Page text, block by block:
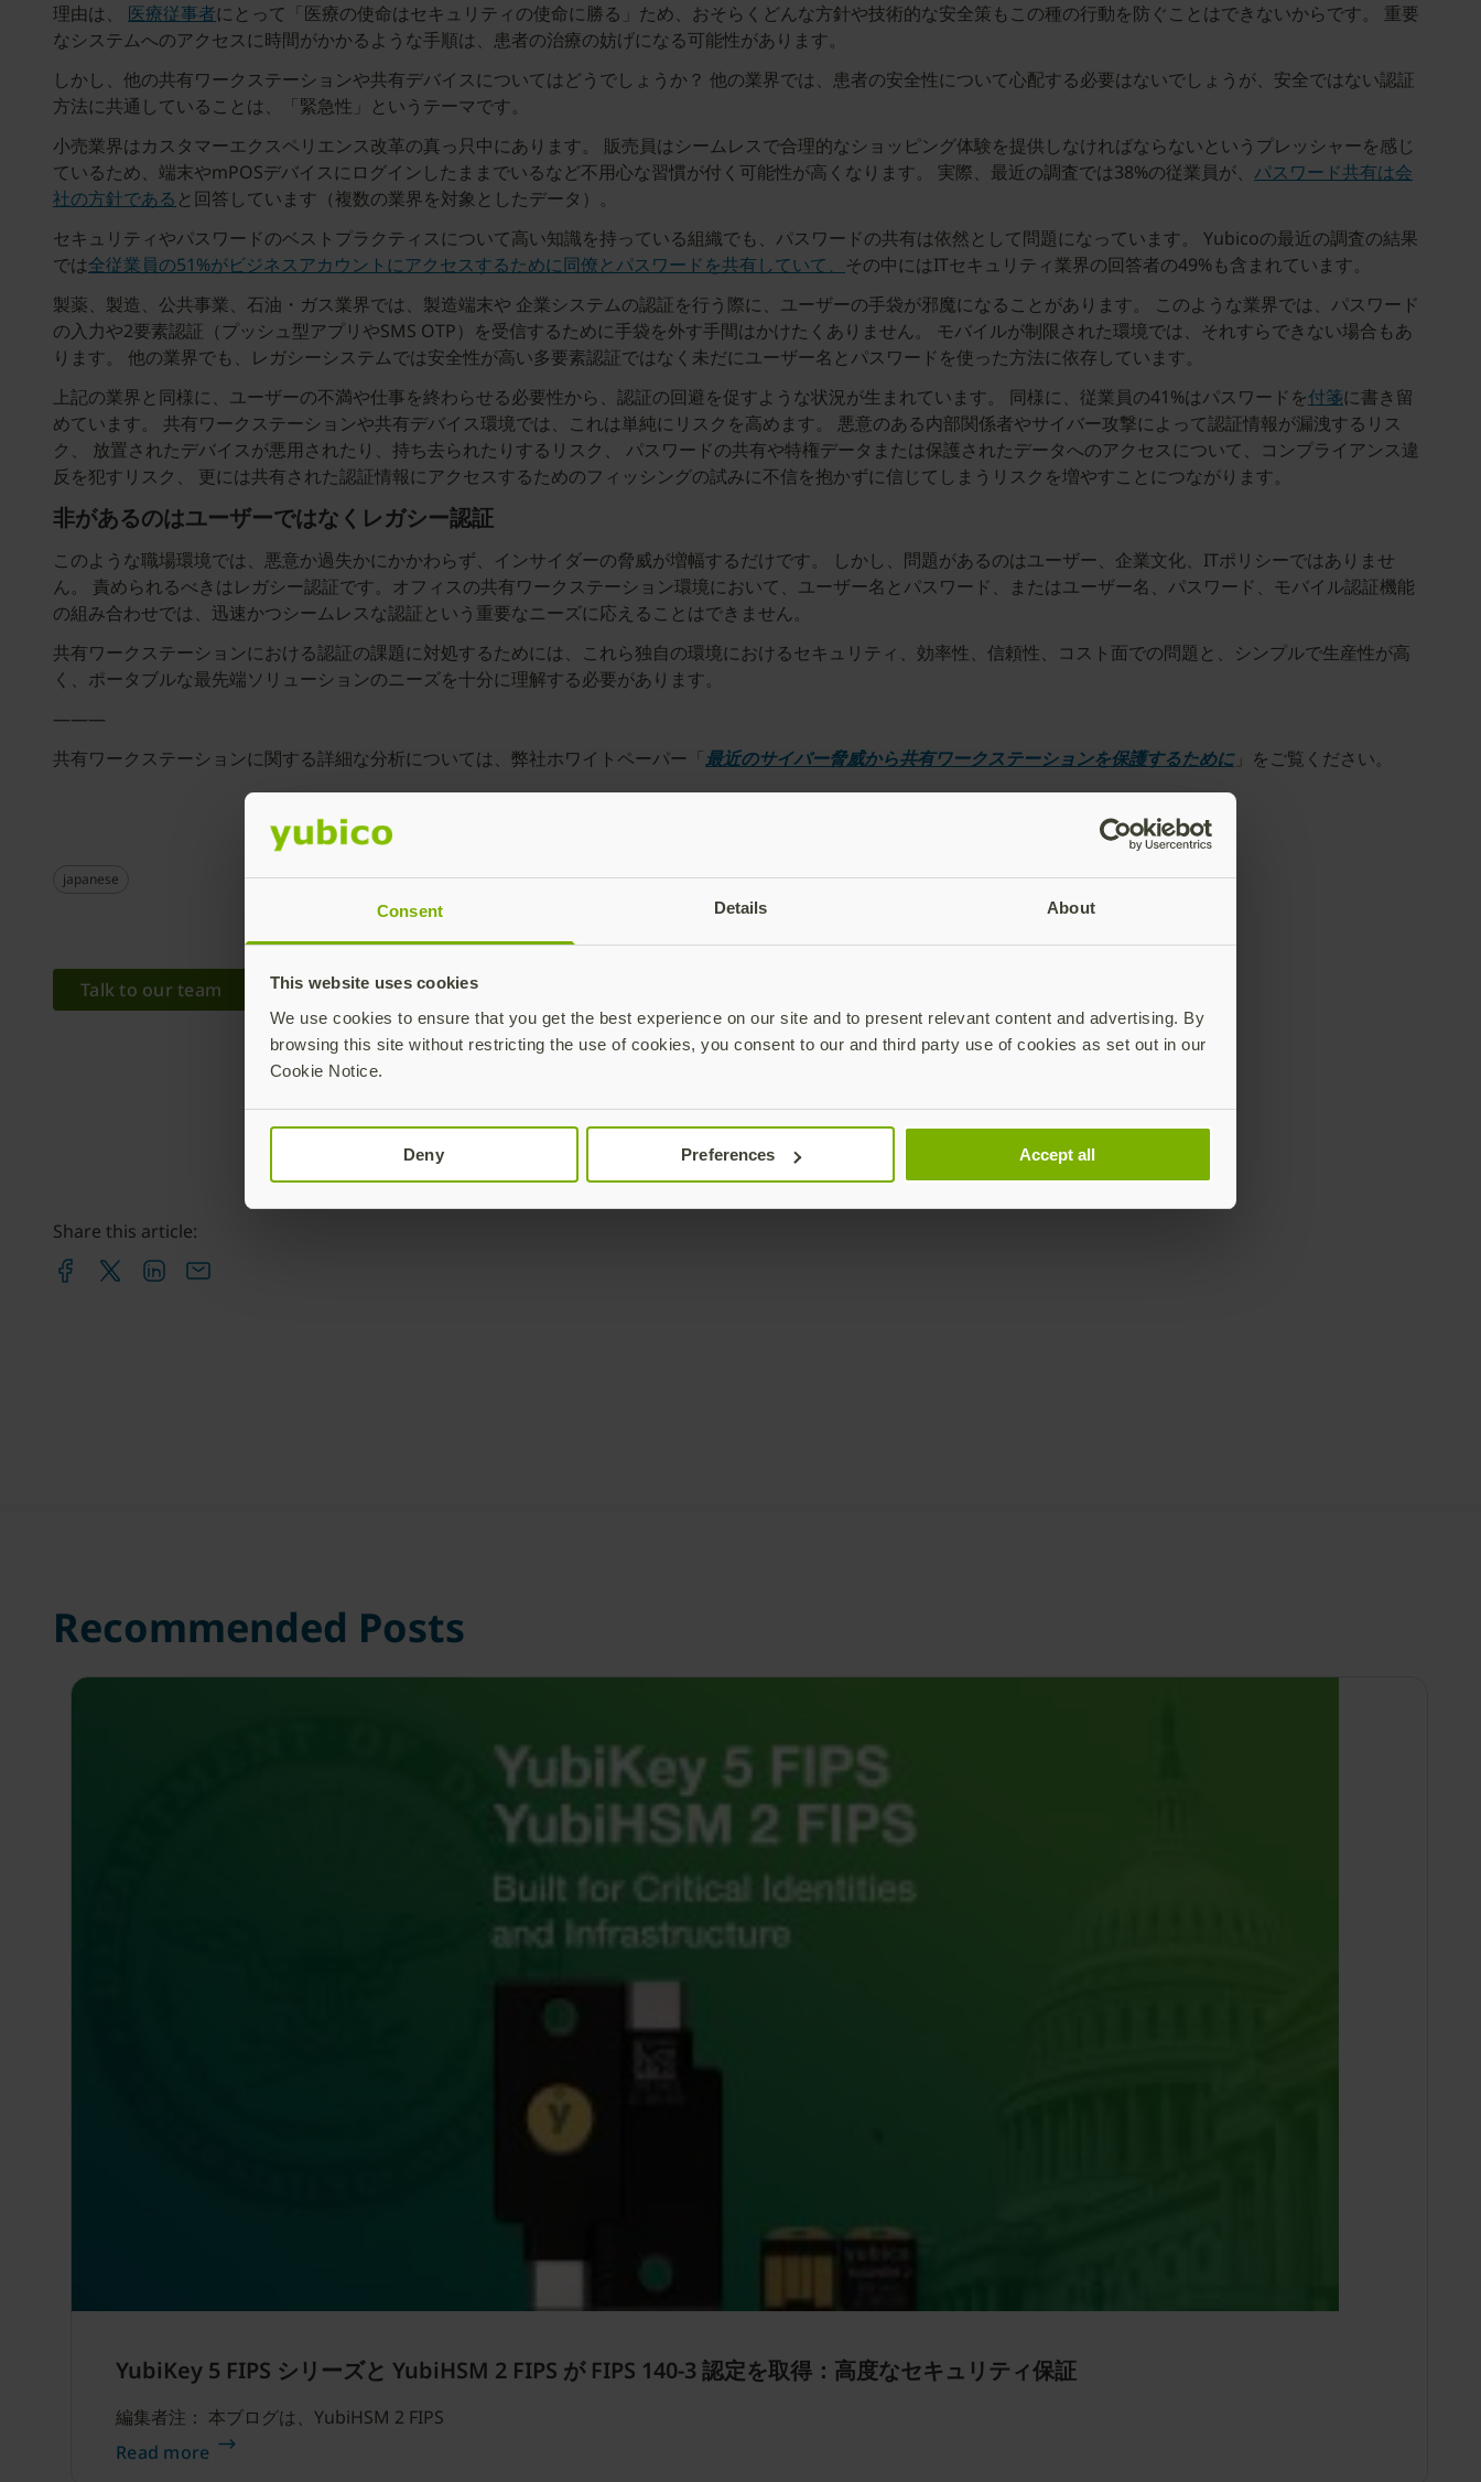
Consent Details About
This website uses cookies
We use cookies to ensure that you get the best experience on our site and to present relevant content and advertising. By
browsing this site without restricting the use of cookies, you consent to our and third party use of cookies as set out in our
Cookie Notice.
Deny Preferences Accept all
理由は、 医療従事者にとって「医療の使命はセキュリティの使命に勝る」ため、おそらくどんな方針や技術的な安全策もこの種の行動を防ぐことはできないからです。 重要
なシステムへのアクセスに時間がかかるような手順は、患者の治療の妨げになる可能性があります。
しかし、他の共有ワークステーションや共有デバイスについてはどうでしょうか？ 他の業界では、患者の安全性について心配する必要はないでしょうが、安全ではない認証
方法に共通していることは、「緊急性」というテーマです。
小売業界はカスタマーエクスペリエンス改革の真っ只中にあります。 販売員はシームレスで合理的なショッピング体験を提供しなければならないというプレッシャーを感じ
ているため、端末やmPOSデバイスにログインしたままでいるなど不用心な習慣が付く可能性が高くなります。 実際、最近の調査では38%の従業員が、 パスワード共有は会
社の方針である と回答しています（複数の業界を対象としたデータ）。
セキュリティやパスワードのベストプラクティスについて高い知識を持っている組織でも、パスワードの共有は依然として問題になっています。 Yubicoの最近の調査の結果
では全従業員の51%がビジネスアカウントにアクセスするために同僚とパスワードを共有していて、 その中にはITセキュリティ業界の回答者の49%も含まれています。
製薬、製造、公共事業、石油・ガス業界では、製造端末や 企業システムの認証を行う際に、ユーザーの手袋が邪魔になることがあります。 このような業界では、パスワード
の入力や2要素認証（プッシュ型アプリやSMS OTP）を受信するために手袋を外す手間はかけたくありません。 モバイルが制限された環境では、それすらできない場合もあ
ります。 他の業界でも、レガシーシステムでは安全性が高い多要素認証ではなく未だにユーザー名とパスワードを使った方法に依存しています。
上記の業界と同様に、ユーザーの不満や仕事を終わらせる必要性から、認証の回避を促すような状況が生まれています。 同様に、従業員の41%はパスワードを付箋に書き留
めています。 共有ワークステーションや共有デバイス環境では、これは単純にリスクを高めます。 悪意のある内部関係者やサイバー攻撃によって認証情報が漏洩するリス
ク、 放置されたデバイスが悪用されたり、持ち去られたりするリスク、 パスワードの共有や特権データまたは保護されたデータへのアクセスについて、コンプライアンス違
反を犯すリスク、 更には共有された認証情報にアクセスするためのフィッシングの試みに不信を抱かずに信じてしまうリスクを増やすことにつながります。
非があるのはユーザーではなくレガシー認証
このような職場環境では、悪意か過失かにかかわらず、インサイダーの脅威が増幅するだけです。 しかし、問題があるのはユーザー、企業文化、ITポリシーではありませ
ん。 責められるべきはレガシー認証です。オフィスの共有ワークステーション環境において、ユーザー名とパスワード、またはユーザー名、パスワード、モバイル認証機能
の組み合わせでは、迅速かつシームレスな認証という重要なニーズに応えることはできません。
共有ワークステーションにおける認証の課題に対処するためには、これら独自の環境におけるセキュリティ、効率性、信頼性、コスト面での問題と、シンプルで生産性が高
く、ポータブルな最先端ソリューションのニーズを十分に理解する必要があります。
———
共有ワークステーションに関する詳細な分析については、弊社ホワイトペーパー「最近のサイバー脅威から共有ワークステーションを保護するために」をご覧ください。
japanese
Talk to our team
Share this article:
Recommended Posts
YubiKey 5 FIPS シリーズと YubiHSM 2 FIPS が FIPS 140-3 認定を取得：高度なセキュリティ保証
編集者注： 本ブログは、YubiHSM 2 FIPS
Read more